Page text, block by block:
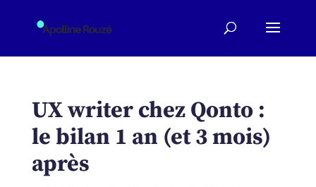
UX writer chez Qonto :
le bilan 1 an (et 3 mois)
après